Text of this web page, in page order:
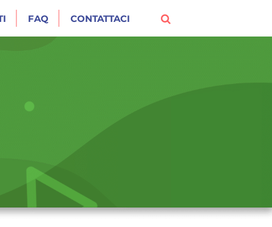
FAQ CONTATTACI